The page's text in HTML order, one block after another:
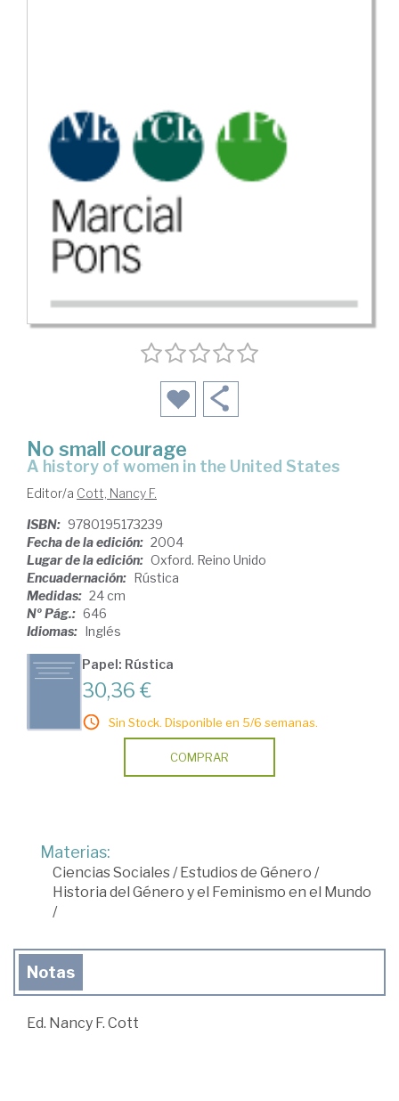
No small courage
a history of women in the United States
Editor/a Cott, Nancy F.
ISBN: 9780195173239
Fecha de la edición: 2004
Lugar de la edición: Oxford. Reino Unido
Encuadernación: Rústica
Medidas: 24 cm
Nº Pág.: 646
Idiomas: Inglés
Papel: Rústica
30,36 €
Sin Stock. Disponible en 5/6 semanas.
COMPRAR
Materias:
Ciencias Sociales/Estudios de Género /
Historia del Género y el Feminismo en el Mundo
/
Notas
Ed. Nancy F. Cott